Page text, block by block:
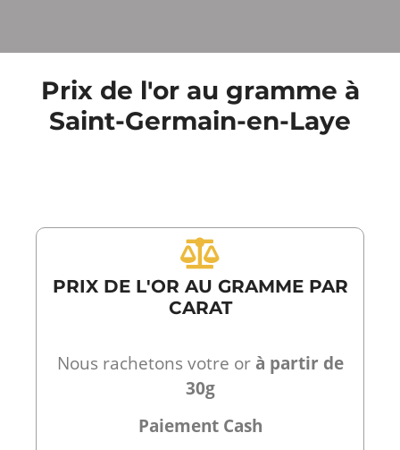
Prix de l'or au gramme à
Saint-Germain-en-Laye
PRIX DE L'OR AU GRAMME PAR
CARAT
Nous rachetons votre orà partir de
30g
Paiement Cash